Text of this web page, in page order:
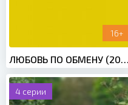
16+
4 серии